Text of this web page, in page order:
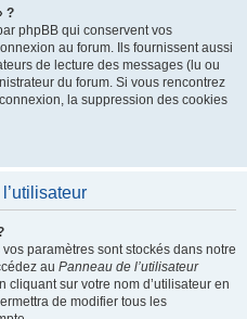
?
phpBB qui conservent vos
au forum. Ils fournissent aussi
de lecture des messages (lu ou
du forum. Si vous rencontrez
la suppression des cookies
paramètres sont stockés dans notre
au Panneau de l’utilisateur
sur votre nom d’utilisateur en
de modifier tous les